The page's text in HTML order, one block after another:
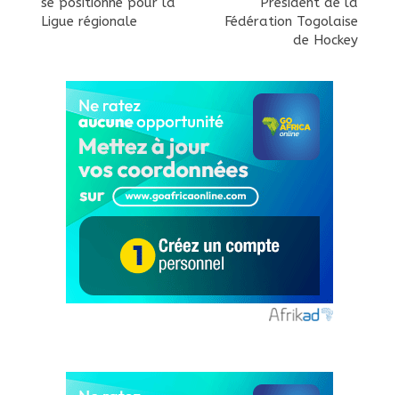
Ligue régionale
Fédération Togolaise
de Hockey